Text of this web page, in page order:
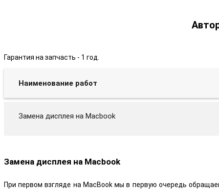
Гарантия на запчасть - 1 год.
Наименование работ
Замена дисплея на Macbook
Замена дисплея на Macbook
При первом взгляде на MacBook мы в первую очередь